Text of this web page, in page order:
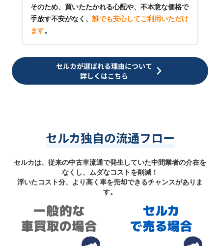
そのため、買いたたかれる心配や、不本意な価格で
手放す不安がなく、 誰でも安心してご利用いただけ
ます。
セルカが選ばれる理由について
詳しくはこちら
セルカ独自の流通フロー
セルカは、従来の中古車流通で発生していた中間業者の介在を
なくし、ムダなコストを削減！
浮いたコスト分、より高く車を売却できるチャンスがありま
す。